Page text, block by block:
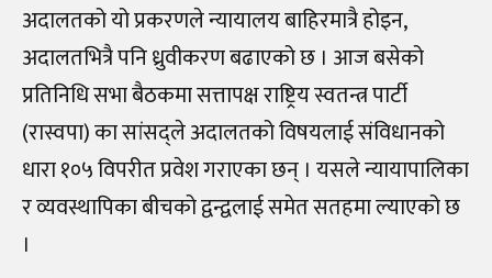
अदालतको यो प्रकरणले न्यायालय बाहिरमात्रै होइन,
अदालतभित्रै पनि ध्रुवीकरण बढाएको छ । आज बसेको
प्रतिनिधि सभा बैठकमा सत्तापक्ष राष्ट्रिय स्वतन्त्र पार्टी
(रास्वपा) का सांसद्‌ले अदालतको विषयलाई संविधानको
धारा १०५ विपरीत प्रवेश गराएका छन्‌ । यसले न्यायापालिका
र व्यवस्थापिका बीचको द्वन्द्वलाई समेत सतहमा ल्याएको छ
।